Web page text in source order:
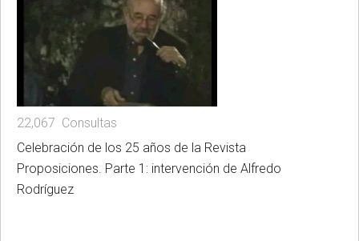
22,067 Consultas
Celebración de los 25 años de la Revista
Proposiciones. Parte 1: intervención de Alfredo
Rodríguez